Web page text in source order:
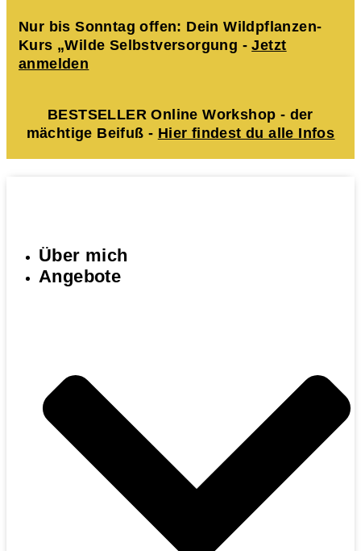
Nur bis Sonntag offen: Dein Wildpflanzen-
Kurs „Wilde Selbstversorgung -Jetzt
anmelden
BESTSELLER Online Workshop - der
mächtige Beifuß - Hier findest du alle Infos
Über mich
Angebote